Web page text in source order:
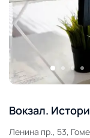
Вокзал.
Ленина пр., 53,